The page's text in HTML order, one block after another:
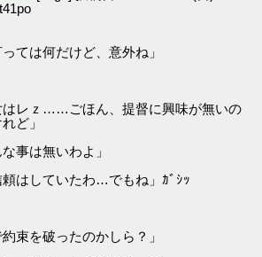
ては何だけど、意外ね」
はレｚ……ごほん、提督に興味が無いの
ど」
事は無いわよ」
はしていたわ…でもね」ｶﾞｼｯ
束を破ったのかしら？」